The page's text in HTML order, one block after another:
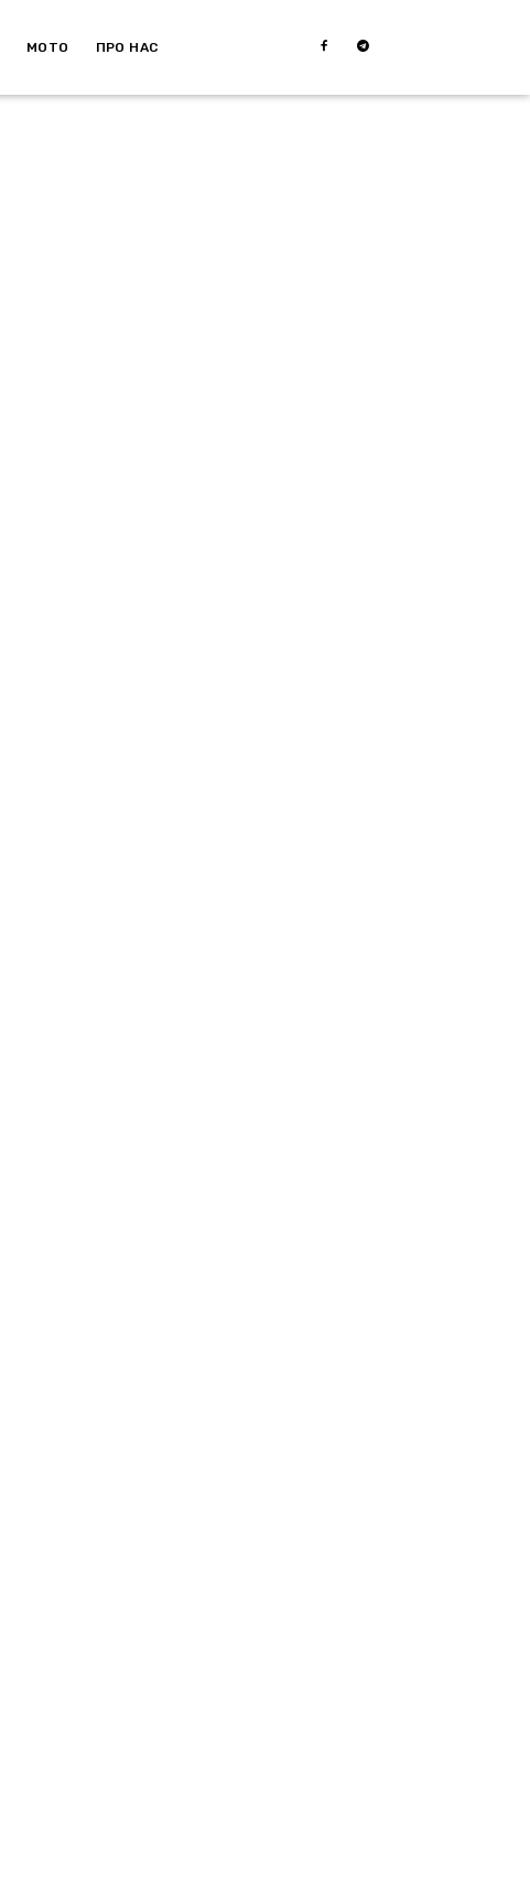
МОТО ПРО НАС